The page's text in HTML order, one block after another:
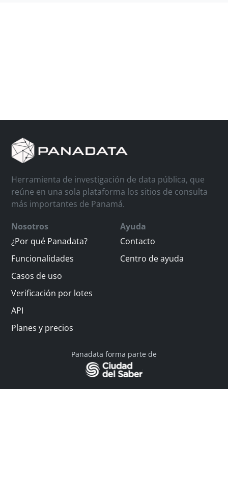
Herramienta de investigación de data pública, que
reúne en una sola plataforma los sitios de consulta
más importantes de Panamá.
Nosotros
¿Por qué Panadata?
Funcionalidades
Casos de uso
Verificación por lotes
API
Planes y precios
Ayuda
Contacto
Centro de ayuda
Panadata forma parte de